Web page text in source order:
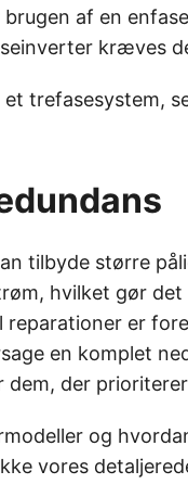
af en
kræves
trefasesystem,
tilbyde større
hvilket gør
er
en komplet
der
og
vores